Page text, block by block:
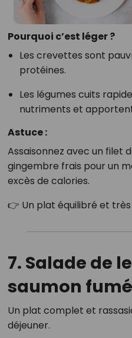
Pourquoi c’est léger ?
Les crevettes sont
protéines.
Les légumes cuits
nutriments et
Astuce :
Assaisonnez avec un filet
gingembre frais pour un
excès de calories.
👉 Un plat équilibré et
7. Salade de
saumon fumé
Un plat complet et
déjeuner.